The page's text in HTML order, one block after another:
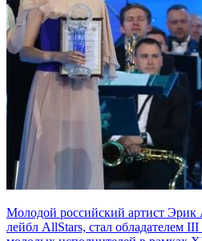
Молодой российский артист
лейбл AllStars, стал обладателем